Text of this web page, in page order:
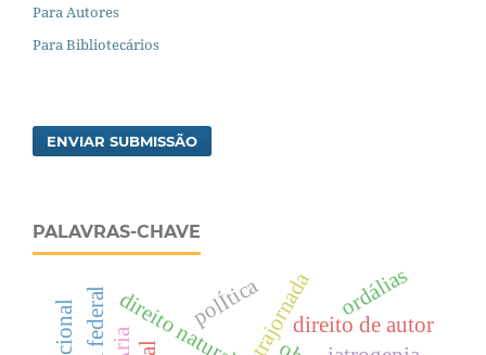
Para Autores
Para Bibliotecários
ENVIAR SUBMISSÃO
PALAVRAS-CHAVE
direito natural direito de autor
polÍtica ordálias